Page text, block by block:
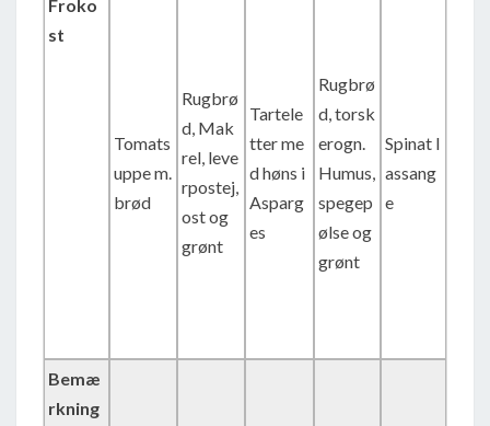
Froko
st
Tomats
uppe m.
brød
Rugbrø
d, Mak
rel, leve
rpostej,
ost og
grønt
Tartele
tter me
d høns i
Asparg
es
Rugbrø
d, torsk
erogn.
Humus,
spegep
ølse og
grønt
Spinat l
assang
e
Bemæ
rkning